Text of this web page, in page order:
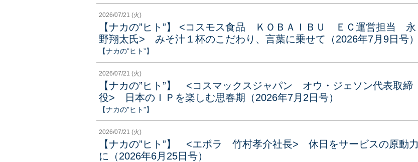
2026/07/21 (火)
【ナカの”ヒト”】 <コスモス食品 ＫＯＢＡＩＢＵ ＥＣ運営担当 永
野翔太氏> みそ汁１杯のこだわり、言葉に乗せて（2026年7月9日号）
【ナカの”ヒト”】
2026/07/21 (火)
【ナカの”ヒト”】 <コスマックスジャパン オウ・ジェソン代表取締
役> 日本のＩＰを楽しむ思春期（2026年7月2日号）
【ナカの”ヒト”】
2026/07/21 (火)
【ナカの”ヒト”】 <エポラ 竹村孝介社長> 休日をサービスの原動力
に（2026年6月25日号）